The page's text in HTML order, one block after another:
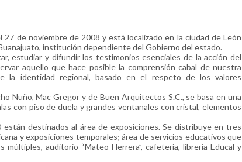
de noviembre de 2008 y está localizado en la ciudad de León
institución dependiente del Gobierno del estado.
estudiar y difundir los testimonios esenciales de la acción del
aquello que hace posible la comprensión cabal de nuestra
la identidad regional, basado en el respeto de los valores
Nuño, Mac Gregor y de Buen Arquitectos S.C., se basa en una
con piso de duela y grandes ventanales con cristal, elementos
destinados al área de exposiciones. Se distribuye en tres
y exposiciones temporales; área de servicios educativos que
auditorio “Mateo Herrera”, cafetería, librería Educal y